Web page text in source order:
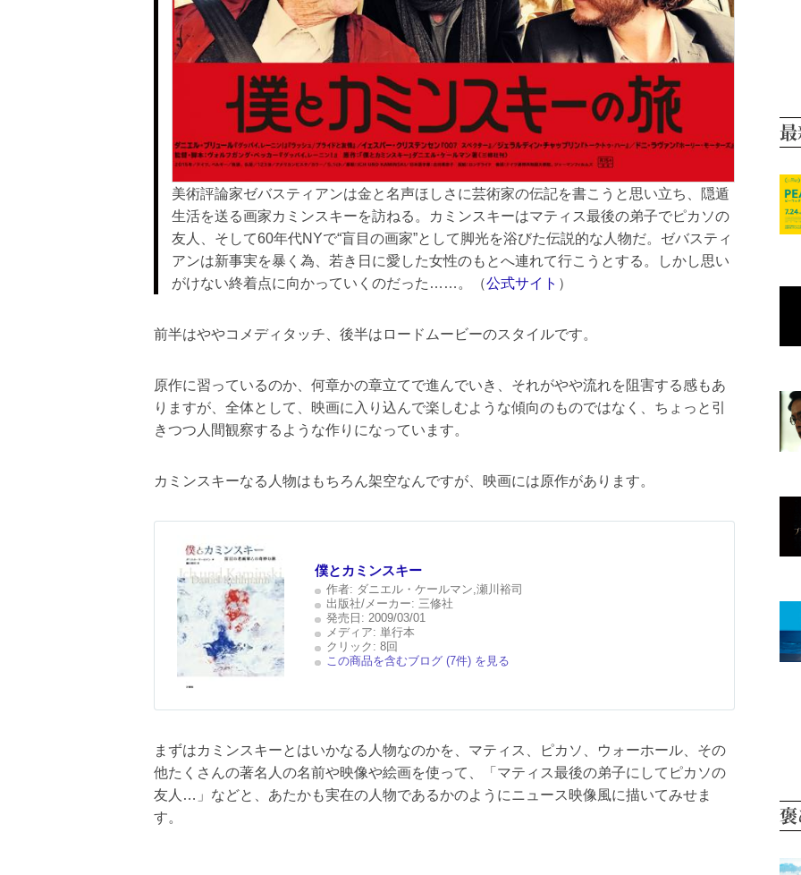
美術評論家ゼバスティアンは金と名声ほしさに芸術家の伝記を書こうと思い立ち、隠遁
生活を送る画家カミンスキーを訪ねる。カミンスキーはマティス最後の弟子でピカソの
友人、そして60年代NYで“盲目の画家”として脚光を浴びた伝説的な人物だ。ゼバスティ
アンは新事実を暴く為、若き日に愛した女性のもとへ連れて行こうとする。しかし思い
がけない終着点に向かっていくのだった……。（公式サイト ）
前半はややコメディタッチ、後半はロードムービーのスタイルです。
原作に習っているのか、何章かの章立てで進んでいき、それがやや流れを阻害する感もあ
りますが、全体として、映画に入り込んで楽しむような傾向のものではなく、ちょっと引
きつつ人間観察するような作りになっています。
カミンスキーなる人物はもちろん架空なんですが、映画には原作があります。
僕とカミンスキー
作者: ダニエル・ケールマン,瀬川裕司
出版社/メーカー: 三修社
発売日: 2009/03/01
メディア: 単行本
クリック : 8回
この商品を含むブログ (7件) を見る
まずはカミンスキーとはいかなる人物なのかを、マティス、ピカソ、ウォーホール、その
他たくさんの著名人の名前や映像や絵画を使って、「マティス最後の弟子にしてピカソの
友人…」などと、あたかも実在の人物であるかのようにニュース映像風に描いてみせま
す。